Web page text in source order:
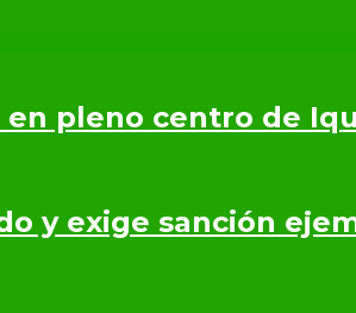
en pleno centro de
y exige sanción